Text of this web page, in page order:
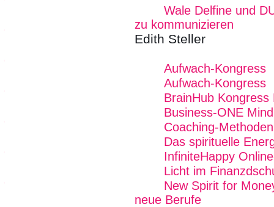
Wale Delfine und
zu kommunizieren
Edith Steller
Aufwach-Kongress
Aufwach-Kongress
BrainHub Kongress
Business-ONE
Coaching-
Das spirituelle
InfiniteHappy
Licht im
New Spirit for
neue Berufe